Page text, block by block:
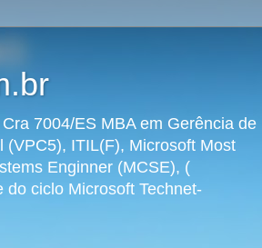
7004/ES MBA em Gerência de
(VPC5), ITIL(F), Microsoft Most
Enginner (MCSE), (
ciclo Microsoft Technet-